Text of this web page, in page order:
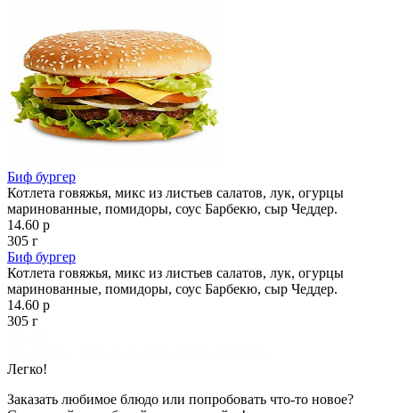
Биф бургер
Котлета говяжья, микс из листьев салатов, лук, огурцы
маринованные, помидоры, соус Барбекю, сыр Чеддер.
14.60 р
305 г
Биф бургер
Котлета говяжья, микс из листьев салатов, лук, огурцы
маринованные, помидоры, соус Барбекю, сыр Чеддер.
14.60 р
305 г
Легко!
Заказать любимое блюдо или попробовать что-то новое?